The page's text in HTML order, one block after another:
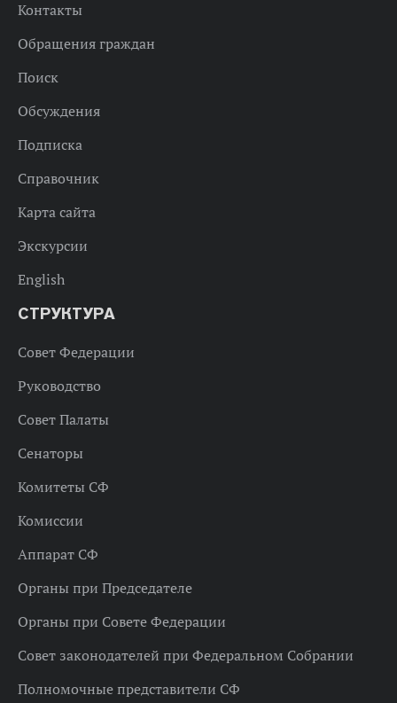
Контакты
Обращения граждан
Поиск
Обсуждения
Подписка
Справочник
Карта сайта
Экскурсии
English
СТРУКТУРА
Совет Федерации
Руководство
Совет Палаты
Сенаторы
Комитеты СФ
Комиссии
Аппарат СФ
Органы при Председателе
Органы при Совете Федерации
Совет законодателей при Федеральном Собрании
Полномочные представители СФ